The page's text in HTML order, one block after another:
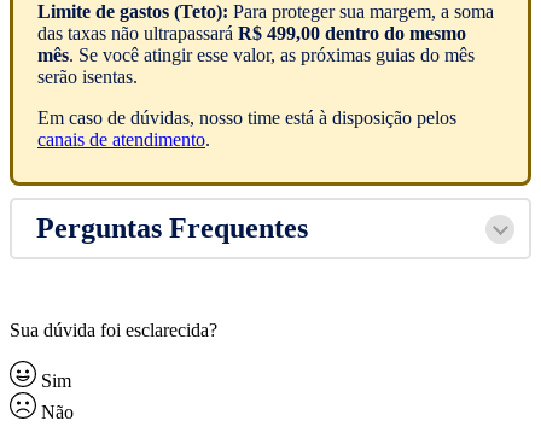
Limite de gastos (Teto): Para proteger sua margem, a soma
das taxas não ultrapassará R$ 499,00 dentro do mesmo
mês. Se você atingir esse valor, as próximas guias do mês
serão isentas.
Em caso de dúvidas, nosso time está à disposição pelos
canais de atendimento.
Perguntas Frequentes
Sua dúvida foi esclarecida?
Sim
Não